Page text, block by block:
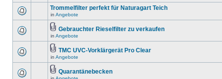
Trommelfilter perfekt für Naturagart Teich
in Angebote
Gebrauchter Rieselfilter zu verkaufen
in Angebote
TMC UVC-Vorklärgerät Pro Clear
in Angebote
Quarantänebecken